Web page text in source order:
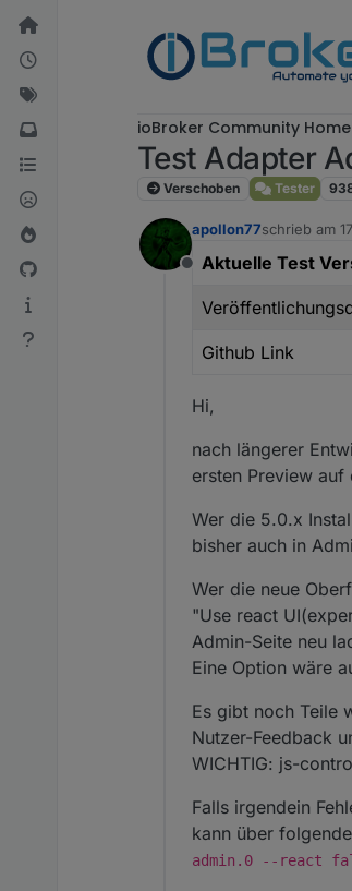
Weiter zum Inhalt
ioBroker Community Home
Test Adapter
Verschoben Tester
Offline
apollon77schrieb am
zuletzt
Aktuelle Test
Github Link
Hi,
nach längerer
ersten Preview
Wer die 5.0.x
bisher auch in
Wer die neue
"Use react
Admin-Seite neu
Eine Option wäre
Es gibt noch Teile
Nutzer-Feedback
WICHTIG: js-
Falls irgendein
kann über
admin.0 --react